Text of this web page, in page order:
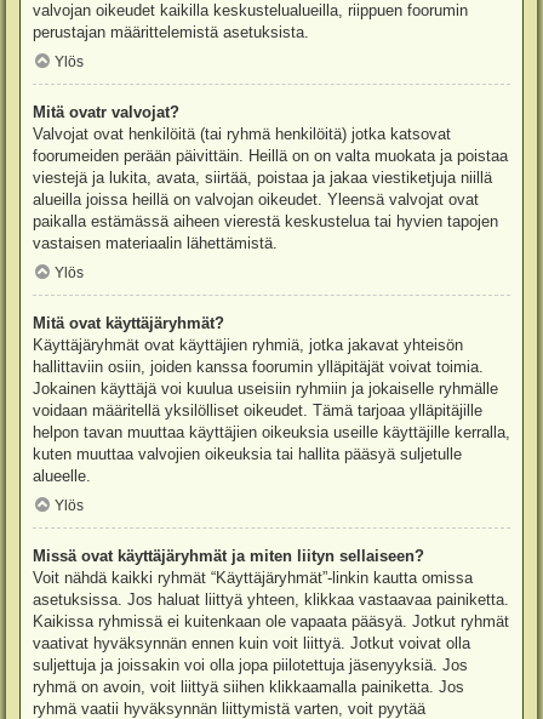
valvojan oikeudet kaikilla keskustelualueilla, riippuen foorumin
perustajan määrittelemistä asetuksista.
Ylös
Mitä ovatr valvojat?
Valvojat ovat henkilöitä (tai ryhmä henkilöitä) jotka katsovat
foorumeiden perään päivittäin. Heillä on on valta muokata ja poistaa
viestejä ja lukita, avata, siirtää, poistaa ja jakaa viestiketjuja niillä
alueilla joissa heillä on valvojan oikeudet. Yleensä valvojat ovat
paikalla estämässä aiheen vierestä keskustelua tai hyvien tapojen
vastaisen materiaalin lähettämistä.
Ylös
Mitä ovat käyttäjäryhmät?
Käyttäjäryhmät ovat käyttäjien ryhmiä, jotka jakavat yhteisön
hallittaviin osiin, joiden kanssa foorumin ylläpitäjät voivat toimia.
Jokainen käyttäjä voi kuulua useisiin ryhmiin ja jokaiselle ryhmälle
voidaan määritellä yksilölliset oikeudet. Tämä tarjoaa ylläpitäjille
helpon tavan muuttaa käyttäjien oikeuksia useille käyttäjille kerralla,
kuten muuttaa valvojien oikeuksia tai hallita pääsyä suljetulle
alueelle.
Ylös
Missä ovat käyttäjäryhmät ja miten liityn sellaiseen?
Voit nähdä kaikki ryhmät “Käyttäjäryhmät”-linkin kautta omissa
asetuksissa. Jos haluat liittyä yhteen, klikkaa vastaavaa painiketta.
Kaikissa ryhmissä ei kuitenkaan ole vapaata pääsyä. Jotkut ryhmät
vaativat hyväksynnän ennen kuin voit liittyä. Jotkut voivat olla
suljettuja ja joissakin voi olla jopa piilotettuja jäsenyyksiä. Jos
ryhmä on avoin, voit liittyä siihen klikkaamalla painiketta. Jos
ryhmä vaatii hyväksynnän liittymistä varten, voit pyytää